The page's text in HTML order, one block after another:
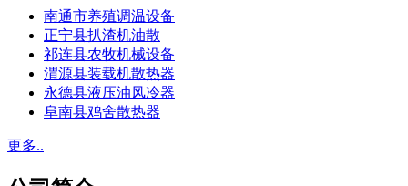
南通市养殖调温设备
正宁县扒渣机油散
祁连县农牧机械设备
渭源县装载机散热器
永德县液压油风冷器
阜南县鸡舍散热器
更多..